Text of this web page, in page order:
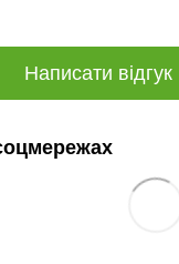
Написати відгук